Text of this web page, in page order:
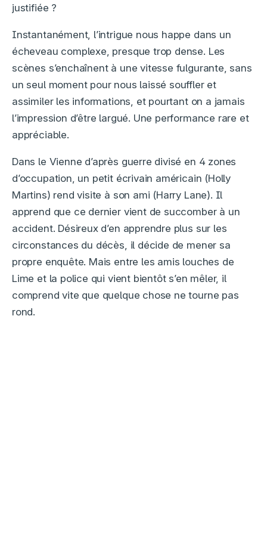
justifiée ?
Instantanément, l’intrigue nous happe dans un
écheveau complexe, presque trop dense. Les
scènes s’enchaînent à une vitesse fulgurante, sans
un seul moment pour nous laissé souffler et
assimiler les informations, et pourtant on a jamais
l’impression d’être largué. Une performance rare et
appréciable.
Dans le Vienne d’après guerre divisé en 4 zones
d’occupation, un petit écrivain américain (Holly
Martins) rend visite à son ami (Harry Lane). Il
apprend que ce dernier vient de succomber à un
accident. Désireux d’en apprendre plus sur les
circonstances du décès, il décide de mener sa
propre enquête. Mais entre les amis louches de
Lime et la police qui vient bientôt s’en mêler, il
comprend vite que quelque chose ne tourne pas
rond.